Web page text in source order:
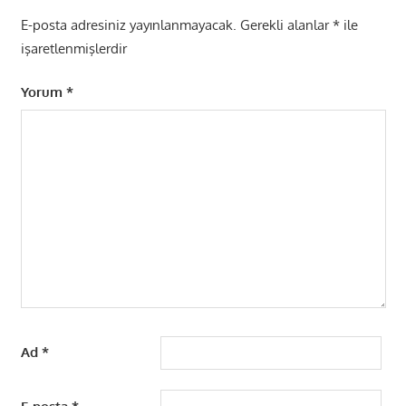
E-posta adresiniz yayınlanmayacak. Gerekli alanlar*ile
işaretlenmişlerdir
Yorum *
Ad *